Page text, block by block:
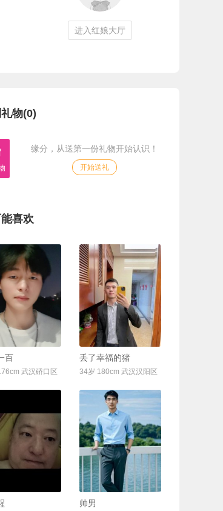
进入红娘大厅
物(0)
缘分，从送第一份礼物开始认识！
开始送礼
喜欢
联系Ta
百
武汉硚口区
联系Ta
丢了幸福的猪
34岁 180cm 武汉汉阳区
帅男